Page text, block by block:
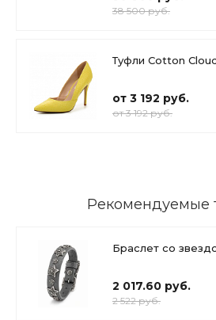
38 500 руб.
Туфли Cotton
от 3 192 руб.
от 3 192 руб.
Рекомендуемые
Браслет со
2 017.60 руб.
2 522 руб.